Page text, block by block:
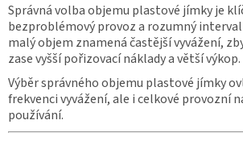
Správná volba objemu plastové jímky je
bezproblémový provoz a rozumný
malý objem znamená častější vyvážení,
zase vyšší pořizovací náklady a větší výkop.
Výběr správného objemu plastové jímky
frekvenci vyvážení, ale i celkové provozní
používání.